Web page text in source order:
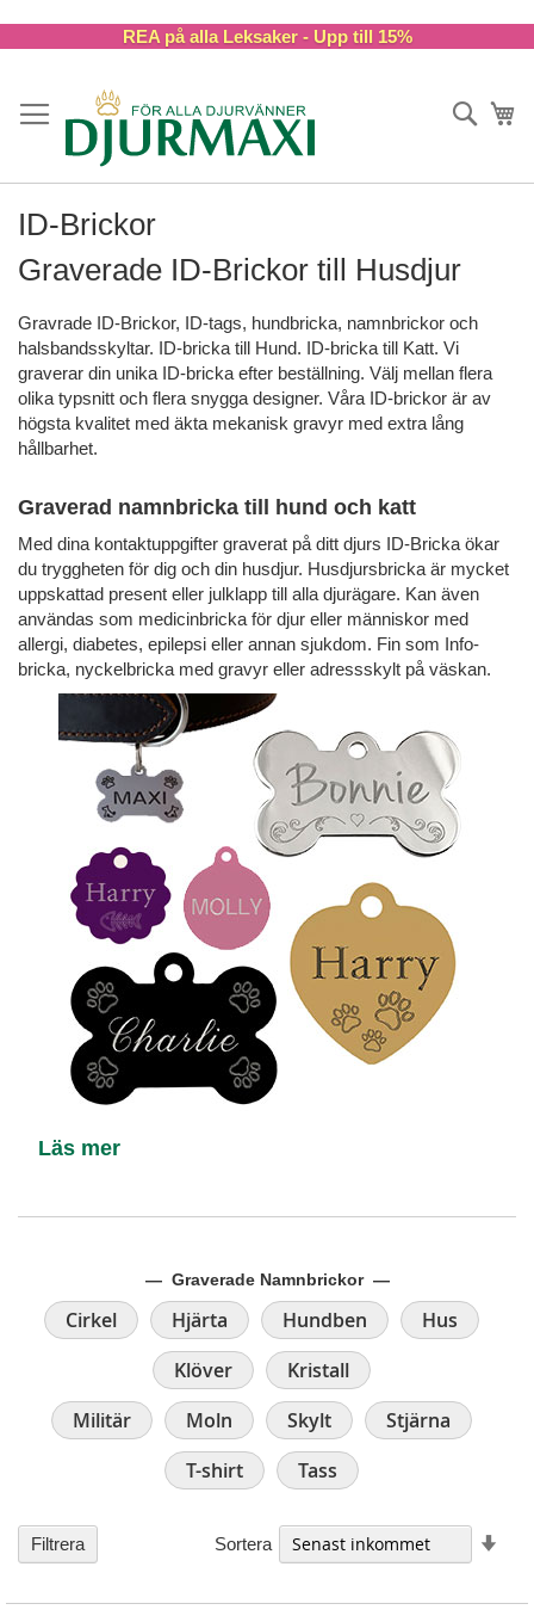
REA på alla Leksaker - Upp till 15%
Sök
ID-Brickor
Graverade ID-Brickor till Husdjur
Gravrade ID-Brickor, ID-tags, hundbricka, namnbrickor och
halsbandsskyltar. ID-bricka till Hund. ID-bricka till Katt. Vi
graverar din unika ID-bricka efter beställning. Välj mellan flera
olika typsnitt och flera snygga designer. Våra ID-brickor är av
högsta kvalitet med äkta mekanisk gravyr med extra lång
hållbarhet.
Graverad namnbricka till hund och katt
Med dina kontaktuppgifter graverat på ditt djurs ID-Bricka ökar
du tryggheten för dig och din husdjur. Husdjursbricka är mycket
uppskattad present eller julklapp till alla djurägare. Kan även
användas som medicinbricka för djur eller människor med
allergi, diabetes, epilepsi eller annan sjukdom. Fin som Info-
bricka, nyckelbricka med gravyr eller adressskylt på väskan.
Läs mer
— Graverade Namnbrickor —
Cirkel Hjärta Hundben
Hus
Klöver
Kristall
Militär
Moln Skylt
Stjärna
T-shirt
Tass
Filtrera Sortera